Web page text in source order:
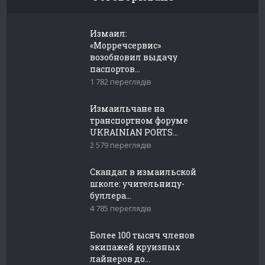
Измаил:
«Морречсервис»
возобновил выдачу
паспортов...
1 782 переглядів
Измаильчане на
транспортном форуме
UKRAINIAN PORTS...
2 579 переглядів
Скандал в измаильской
школе: учительницу-
буллера...
4 785 переглядів
Более 100 тысяч членов
экипажей круизных
лайнеров до...